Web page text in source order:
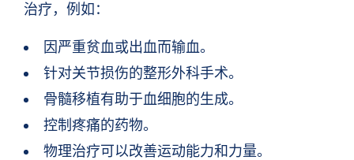
治疗，例如：
因严重贫血或出血而输血。
针对关节损伤的整形外科手术。
骨髓移植有助于血细胞的生成。
控制疼痛的药物。
物理治疗可以改善运动能力和力量。